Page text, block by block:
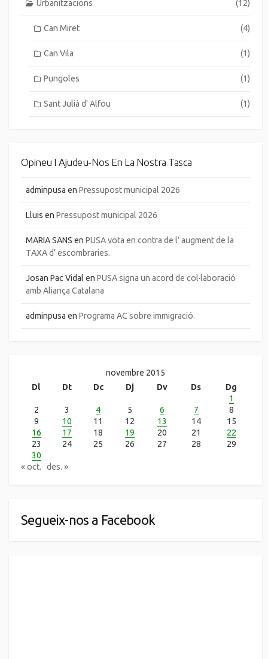
Urbanitzacions (12)
Can Miret (4)
Can Vila (1)
Pungoles (1)
Sant Julià d' Alfou (1)
Opineu I Ajudeu-Nos En La Nostra Tasca
adminpusa en Pressupost municipal 2026
Lluis en Pressupost municipal 2026
MARIA SANS en PUSA vota en contra de l’ augment de la
TAXA d’ escombraries.
Josan Pac Vidal en PUSA signa un acord de col·laboració
amb Aliança Catalana
adminpusa en Programa AC sobre immigració.
novembre 2015
Dl
Dt Dc Dj Dv Ds
Dg
1
2
3 4 5 6 7
8
9
10 11 12 13 14
15
16
17 18 19 20 21
22
23
24 25 26 27 28
29
30
« oct.
des. »
Segueix-nos a Facebook